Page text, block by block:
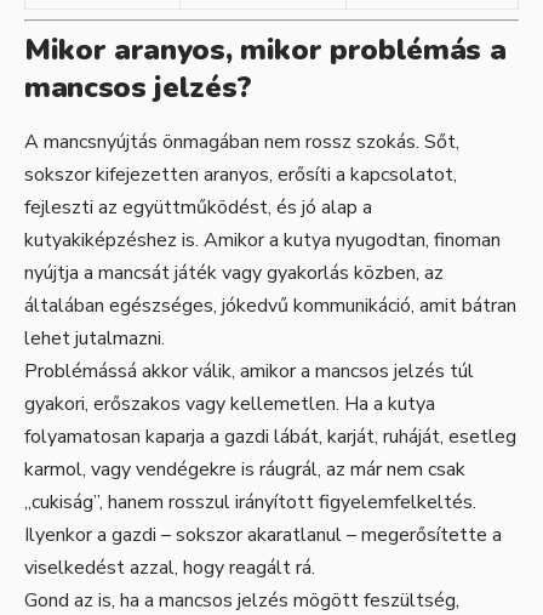
Mikor aranyos, mikor problémás a
mancsos jelzés?
A mancsnyújtás önmagában nem rossz szokás. Sőt,
sokszor kifejezetten aranyos, erősíti a kapcsolatot,
fejleszti az együttműködést, és jó alap a
kutyakiképzéshez is. Amikor a kutya nyugodtan, finoman
nyújtja a mancsát játék vagy gyakorlás közben, az
általában egészséges, jókedvű kommunikáció, amit bátran
lehet jutalmazni.
Problémássá akkor válik, amikor a mancsos jelzés túl
gyakori, erőszakos vagy kellemetlen. Ha a kutya
folyamatosan kaparja a gazdi lábát, karját, ruháját, esetleg
karmol, vagy vendégekre is ráugrál, az már nem csak
„cukiság”, hanem rosszul irányított figyelemfelkeltés.
Ilyenkor a gazdi – sokszor akaratlanul – megerősítette a
viselkedést azzal, hogy reagált rá.
Gond az is, ha a mancsos jelzés mögött feszültség,